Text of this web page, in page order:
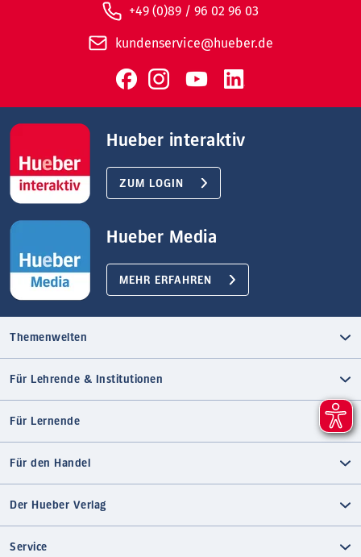
+49 (0)89 / 96 02 96 03
kundenservice@hueber.de
Hueber interaktiv
ZUM LOGIN
Hueber Media
MEHR ERFAHREN
Themenwelten
Für Lehrende & Institutionen
Für Lernende
Für den Handel
Der Hueber Verlag
Service